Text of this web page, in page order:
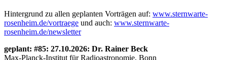
Hintergrund zu allen geplanten Vorträgen auf: www.sternwarte-
rosenheim.de/vortraege und auch: www.sternwarte-
rosenheim.de/newsletter
geplant: #85: 27.10.2026: Dr. Rainer Beck
Max-Planck-Institut für Radioastronomie, Bonn